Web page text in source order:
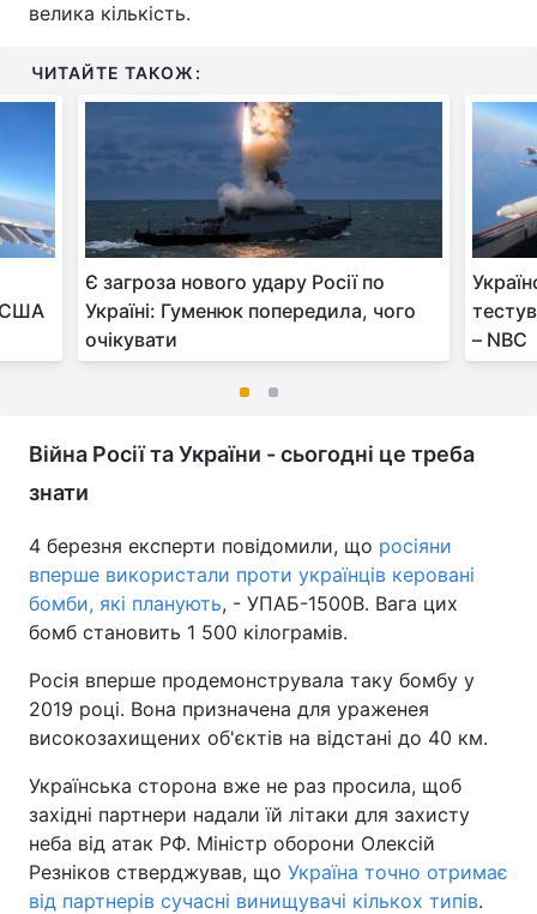
велика кількість.
ЧИТАЙТЕ ТАКОЖ:
США
Є загроза нового удару Росії по
Україні: Гуменюк попередила, чого
очікувати
– NBC
Війна Росії та України - сьогодні це треба
знати
4 березня експерти повідомили, що росіяни
вперше використали проти українців керовані
бомби, які планують, - УПАБ-1500В. Вага цих
бомб становить 1 500 кілограмів.
Росія вперше продемонструвала таку бомбу у
2019 році. Вона призначена для ураженея
високозахищених об'єктів на відстані до 40 км.
Українська сторона вже не раз просила, щоб
західні партнери надали їй літаки для захисту
неба від атак РФ. Міністр оборони Олексій
Резніков стверджував, що Україна точно отримає
від партнерів сучасні винищувачі кількох типів.